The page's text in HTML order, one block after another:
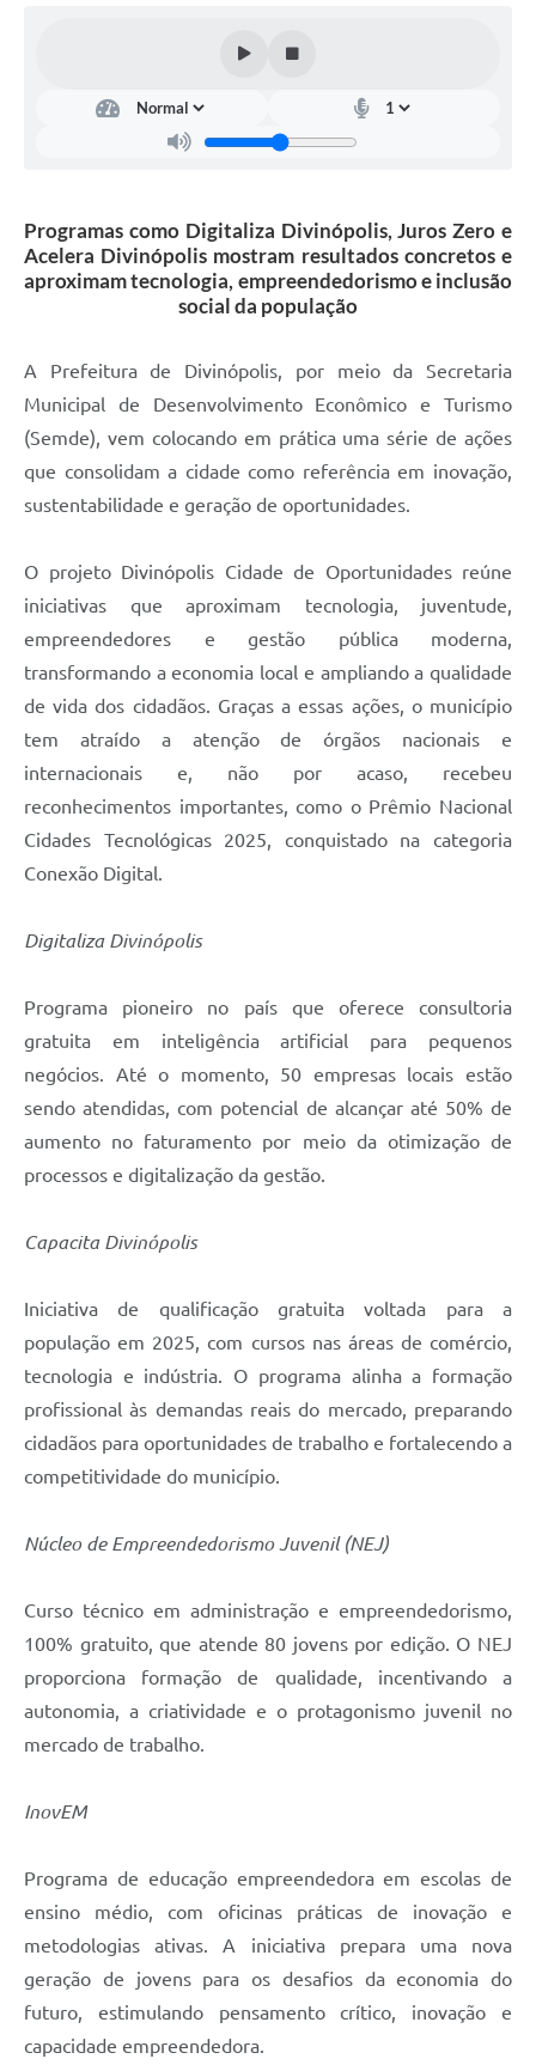
Programas como Digitaliza Divinópolis, Juros Zero e
Acelera Divinópolis mostram resultados concretos e
aproximam tecnologia, empreendedorismo e inclusão
social da população
A Prefeitura de Divinópolis, por meio da Secretaria
Municipal de Desenvolvimento Econômico e Turismo
(Semde), vem colocando em prática uma série de ações
que consolidam a cidade como referência em inovação,
sustentabilidade e geração de oportunidades.
O projeto Divinópolis Cidade de Oportunidades reúne
iniciativas que aproximam tecnologia, juventude,
empreendedores e gestão pública moderna,
transformando a economia local e ampliando a qualidade
de vida dos cidadãos. Graças a essas ações, o município
tem atraído a atenção de órgãos nacionais e
internacionais e, não por acaso, recebeu
reconhecimentos importantes, como o Prêmio Nacional
Cidades Tecnológicas 2025, conquistado na categoria
Conexão Digital.
Digitaliza Divinópolis
Programa pioneiro no país que oferece consultoria
gratuita em inteligência artificial para pequenos
negócios. Até o momento, 50 empresas locais estão
sendo atendidas, com potencial de alcançar até 50% de
aumento no faturamento por meio da otimização de
processos e digitalização da gestão.
Capacita Divinópolis
Iniciativa de qualificação gratuita voltada para a
população em 2025, com cursos nas áreas de comércio,
tecnologia e indústria. O programa alinha a formação
profissional às demandas reais do mercado, preparando
cidadãos para oportunidades de trabalho e fortalecendo a
competitividade do município.
Núcleo de Empreendedorismo Juvenil (NEJ)
Curso técnico em administração e empreendedorismo,
100% gratuito, que atende 80 jovens por edição. O NEJ
proporciona formação de qualidade, incentivando a
autonomia, a criatividade e o protagonismo juvenil no
mercado de trabalho.
InovEM
Programa de educação empreendedora em escolas de
ensino médio, com oficinas práticas de inovação e
metodologias ativas. A iniciativa prepara uma nova
geração de jovens para os desafios da economia do
futuro, estimulando pensamento crítico, inovação e
capacidade empreendedora.